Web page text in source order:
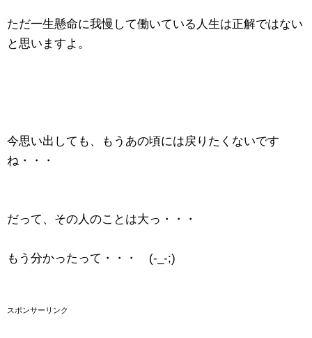
ただ一生懸命に我慢して働いている人生は正解ではない
と思いますよ。
今思い出しても、もうあの頃には戻りたくないです
ね・・・
だって、その人のことは大っ・・・
もう分かったって・・・ (-_-;)
スポンサーリンク